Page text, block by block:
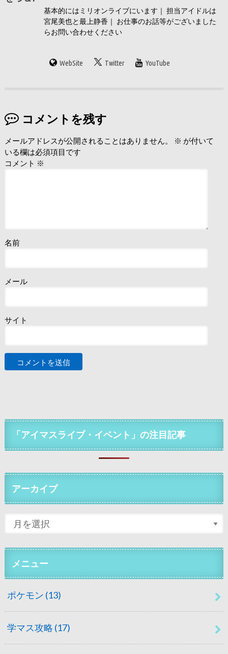
基本的にはミリオンライブにいます｜ 担当アイドルは
宮尾美也と最上静香｜ お仕事のお話等がございました
らお問い合わせください
WebSite Twitter YouTube
コメントを残す
メールアドレスが公開されることはありません。 ※ が付いて
いる欄は必須項目です
コメント ※
名前
メール
サイト
「アイマスライブ・イベント」の注目記事
アーカイブ
メニュー
ポケモン (13)
学マス攻略 (17)